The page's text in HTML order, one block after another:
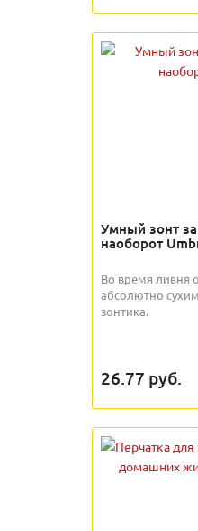
Умный зонт
наоборот
Во время ливня
абсолютно
зонтика.
26.77 руб.